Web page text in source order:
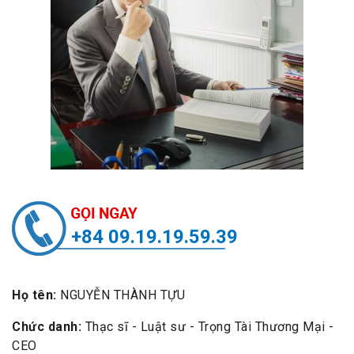
+84 09.19.19.59.39
Họ tên: NGUYỄN THÀNH TỰU
Chức danh: Thạc sĩ - Luật sư - Trọng Tài Thương Mại -
CEO